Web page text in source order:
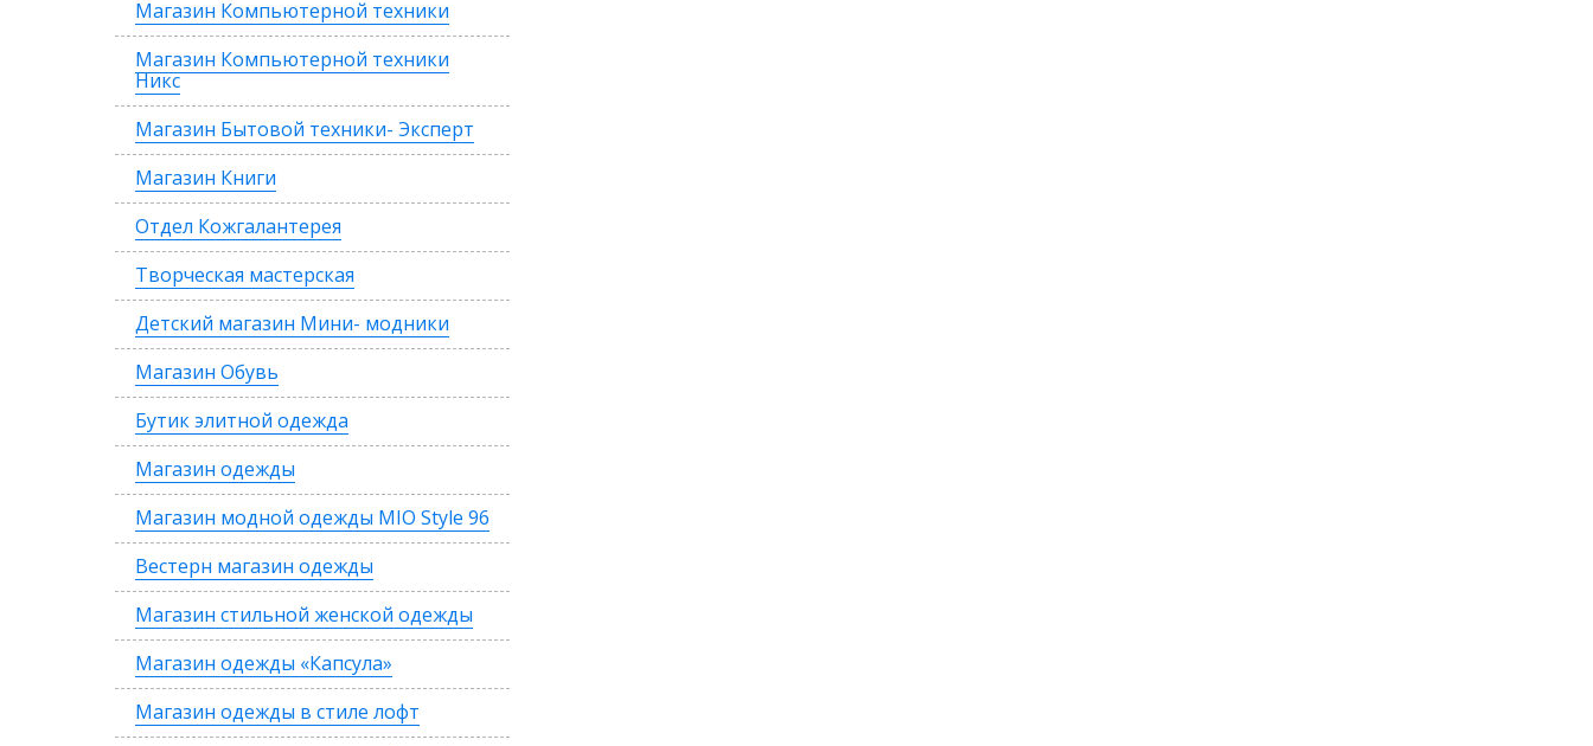
Магазин Компьютерной техники
Магазин Компьютерной техники
Никс
Магазин Бытовой техники- Эксперт
Магазин Книги
Отдел Кожгалантерея
Творческая мастерская
Детский магазин Мини- модники
Магазин Обувь
Бутик элитной одежда
Магазин одежды
Магазин модной одежды MIO Style 96
Вестерн магазин одежды
Магазин стильной женской одежды
Магазин одежды «Капсула»
Магазин одежды в стиле лофт